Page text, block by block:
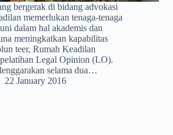
bergerak di bidang advokasi
memerlukan tenaga-tenaga
dalam hal akademis dan
meningkatkan kapabilitas
teer, Rumah Keadilan
Legal Opinion (LO).
selama dua…
22 January 2016